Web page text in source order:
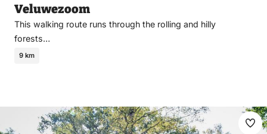
Veluwezoom
This walking route runs through the rolling and hilly
forests…
9 km